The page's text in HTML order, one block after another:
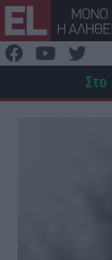
Μετάβαση
στο
περιεχόμενο
Στο